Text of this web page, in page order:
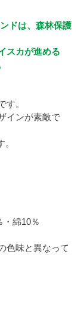
ドは、森林保護
スカが進める
す。
インが素敵で
綿10％
色味と異なって